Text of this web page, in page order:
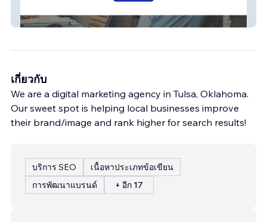
mysite-1
เกี่ยวกับ
We are a digital marketing agency in Tulsa, Oklahoma.
Our sweet spot is helping local businesses improve
their brand/image and rank higher for search results!
บริการ SEO
เนื้อหาประเภทข้อเขียน
การพัฒนาแบรนด์
+ อีก 17